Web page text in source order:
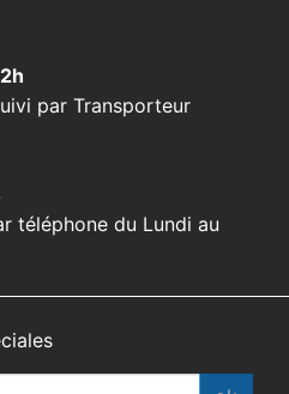
par Transporteur
téléphone du Lundi au